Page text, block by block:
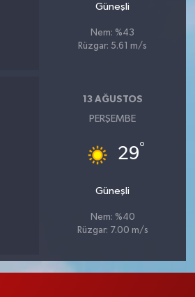
Güneşli
Nem: %43
Rüzgar: 5.61 m/s
13 AĞUSTOS
PERŞEMBE
29°
Güneşli
Nem: %40
Rüzgar: 7.00 m/s